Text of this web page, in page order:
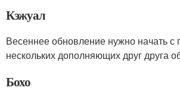
Кэжуал
Весеннее обновление нужно начать с
нескольких дополняющих друг друга
Бохо